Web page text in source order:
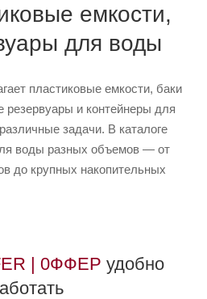
емкости,
для воды
пластиковые емкости, баки
резервуары и контейнеры для
задачи. В каталоге
воды разных объемов — от
до крупных накопительных
| 0ФФЕР удобно